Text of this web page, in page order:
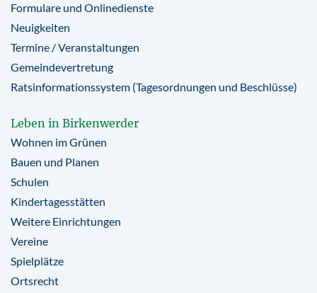
Formulare und Onlinedienste
Neuigkeiten
Termine / Veranstaltungen
Gemeindevertretung
Ratsinformationssystem (Tagesordnungen und Beschlüsse)
Leben in Birkenwerder
Wohnen im Grünen
Bauen und Planen
Schulen
Kindertagesstätten
Weitere Einrichtungen
Vereine
Spielplätze
Ortsrecht